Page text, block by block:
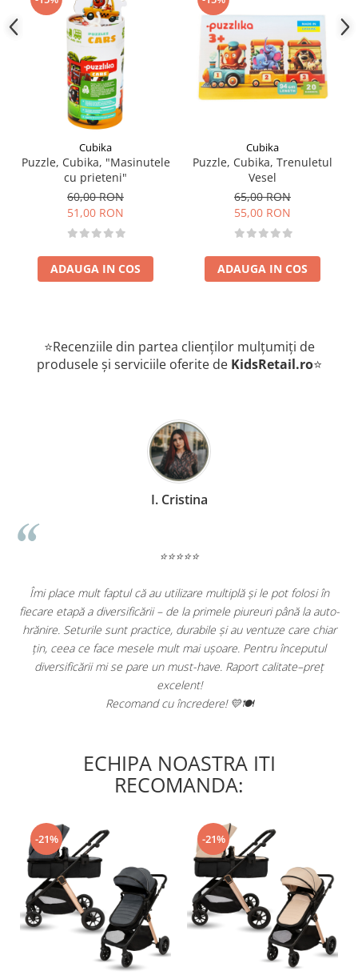
Cubika
Puzzle, Cubika, "Masinutele
cu prieteni"
60,00 RON
51,00 RON
ADAUGA IN COS
Cubika
Puzzle, Cubika, Trenuletul
Vesel
65,00 RON
55,00 RON
ADAUGA IN COS
⭐Recenziile din partea clienților mulțumiți de
produsele și serviciile oferite de KidsRetail.ro⭐
faptul că au utilizare multiplă și le pot folosi în
diversificării – de la primele piureuri până la auto-
sunt practice, durabile și au ventuze care chiar
face mesele mult mai ușoare. Pentru începutul
mi se pare un must-have. Raport calitate–preț
Recomand cu încredere! 💛🍽️
De 1 an jumate
versatil, usor si
portbajul
ECHIPA NOASTRA ITI
RECOMANDA:
-21% -21%